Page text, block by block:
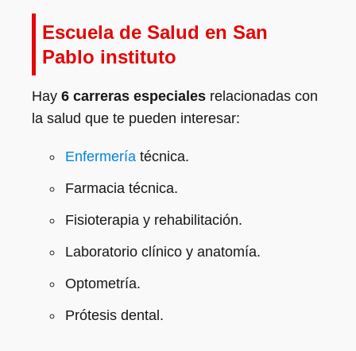
Escuela de Salud en San
Pablo instituto
Hay 6 carreras especiales relacionadas con
la salud que te pueden interesar:
Enfermería técnica.
Farmacia técnica.
Fisioterapia y rehabilitación.
Laboratorio clínico y anatomía.
Optometría.
Prótesis dental.